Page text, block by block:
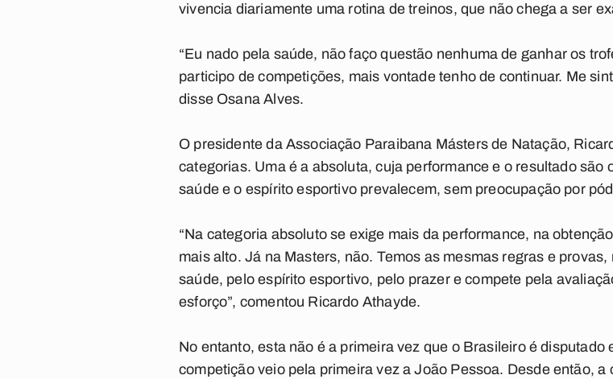
vivencia diariamente uma rotina de treinos, que não chega a ser
“Eu nado pela saúde, não faço questão nenhuma de ganhar os
participo de competições, mais vontade tenho de continuar. Me
disse Osana Alves.
O presidente da Associação Paraibana Másters de Natação,
categorias. Uma é a absoluta, cuja performance e o resultado são
saúde e o espírito esportivo prevalecem, sem preocupação por
“Na categoria absoluto se exige mais da performance, na
mais alto. Já na Masters, não. Temos as mesmas regras e
saúde, pelo espírito esportivo, pelo prazer e compete pela
esforço”, comentou Ricardo Athayde.
No entanto, esta não é a primeira vez que o Brasileiro é disputado
competição veio pela primeira vez a João Pessoa. Desde então,